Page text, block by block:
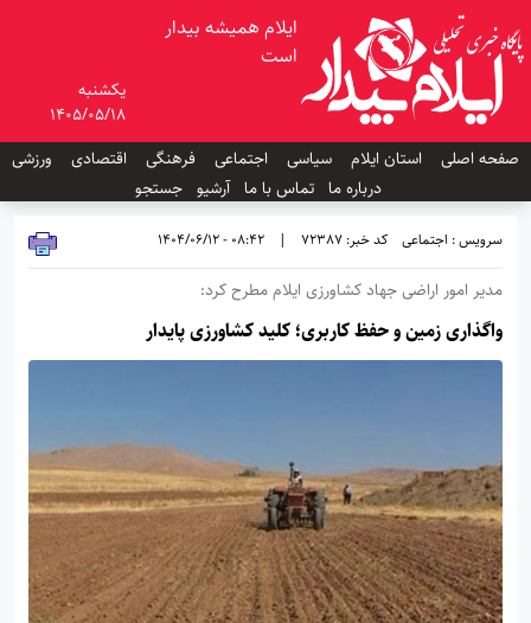
ایلام همیشه بیدار
است
یکشنبه
1405/05/18
صفحه اصلی
استان ایلام سیاسی اجتماعی فرهنگی اقتصادی
ورزشی
درباره ما تماس با ما آرشیو جستجو
سرویس : اجتماعی کد خبر: 72387 |
08:42 - 1404/06/12
مدیر امور اراضی جهاد کشاورزی ایلام مطرح کرد:
واگذاری زمین و حفظ کاربری؛ کلید کشاورزی پایدار